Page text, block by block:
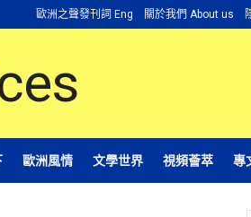
歐洲之聲發刊詞 Eng 關於我們 About us
歐洲風情 文學世界 視頻薈萃 專